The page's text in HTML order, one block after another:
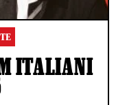
ITALIANI